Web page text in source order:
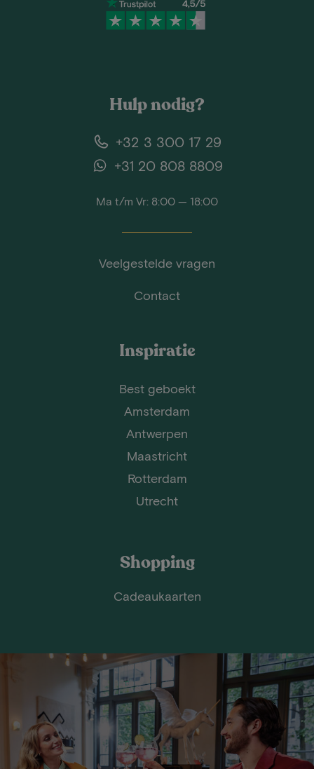
Hulp nodig?
+32 3 300 17 29
+31 20 808 8809
Ma t/m Vr: 8:00 — 18:00
Veelgestelde vragen
Contact
Inspiratie
Best geboekt
Amsterdam
Antwerpen
Maastricht
Rotterdam
Utrecht
Shopping
Cadeaukaarten